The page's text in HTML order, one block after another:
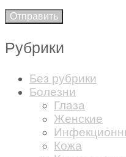
Рубрики
Без рубрики
Болезни
Глаза
Женские
Кожа